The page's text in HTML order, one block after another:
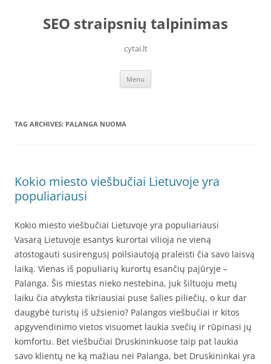
contentSEO straipsnių talpinimas
cytai.lt
Menu
TAG ARCHIVES: PALANGA NUOMA
Kokio miesto viešbučiai Lietuvoje yra
populiariausi
Kokio miesto viešbučiai Lietuvoje yra populiariausi
Vasarą Lietuvoje esantys kurortai vilioja ne vieną
atostogauti susirengusį poilsiautoją praleisti čia savo laisvą
laiką. Vienas iš populiarių kurortų esančių pajūryje –
Palanga. Šis miestas nieko nestebina, juk šiltuoju metų
laiku čia atvyksta tikriausiai puse šalies piliečių, o kur dar
daugybė turistų iš užsienio? Palangos viešbučiai ir kitos
apgyvendinimo vietos visuomet laukia svečių ir rūpinasi jų
komfortu. Bet viešbučiai Druskininkuose taip pat laukia
savo klientų ne ką mažiau nei Palanga, bet Druskininkai yra